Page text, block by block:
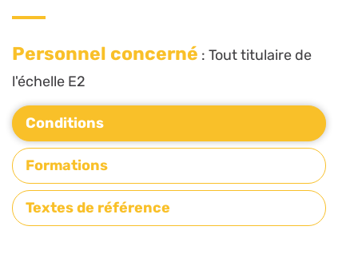
Personnel concerné : Tout titulaire de
l'échelle E2
Conditions
Formations
Textes de référence